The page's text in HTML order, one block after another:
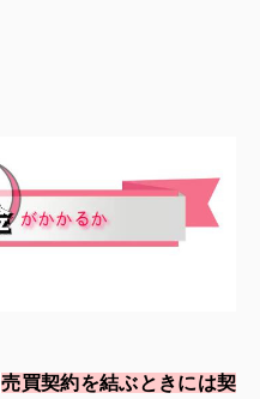
売買契約を結ぶときには契